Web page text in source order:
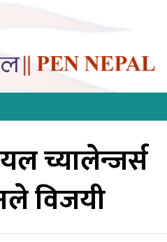
च्यालेन्जर्स
विजयी